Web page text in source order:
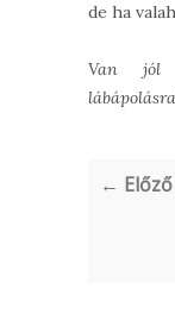
de ha
Van jól
←